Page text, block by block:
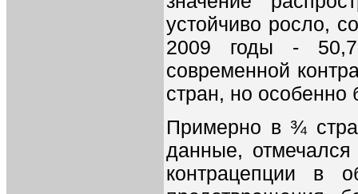
устойчиво росло,
2009 годы -
современной
стран, но особенно
Примерно в ¾
данные, отмечался
контрацепции в